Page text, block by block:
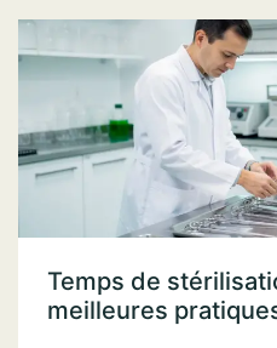
Temps de
meilleures